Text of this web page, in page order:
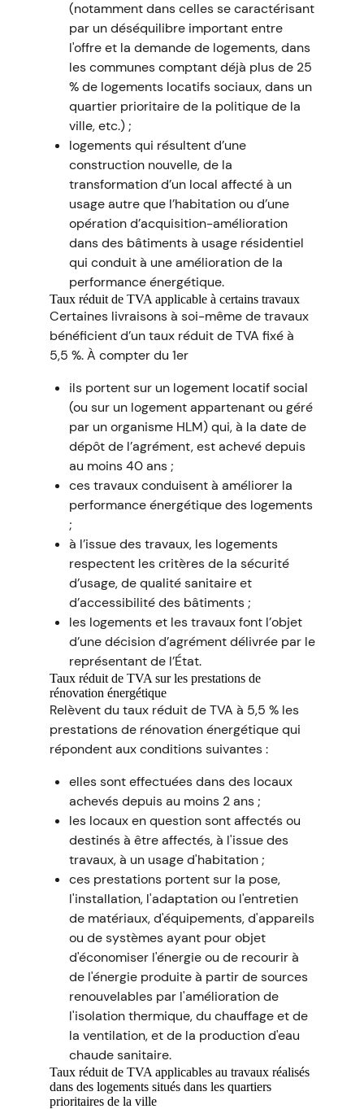
(notamment dans celles se caractérisant
par un déséquilibre important entre
l'offre et la demande de logements, dans
les communes comptant déjà plus de 25
% de logements locatifs sociaux, dans un
quartier prioritaire de la politique de la
ville, etc.) ;
logements qui résultent d’une
construction nouvelle, de la
transformation d’un local affecté à un
usage autre que l’habitation ou d’une
opération d’acquisition-amélioration
dans des bâtiments à usage résidentiel
qui conduit à une amélioration de la
performance énergétique.
Taux réduit de TVA applicable à certains travaux
Certaines livraisons à soi-même de travaux
bénéficient d’un taux réduit de TVA fixé à
5,5 %. À compter du 1er
ils portent sur un logement locatif social
(ou sur un logement appartenant ou géré
par un organisme HLM) qui, à la date de
dépôt de l’agrément, est achevé depuis
au moins 40 ans ;
ces travaux conduisent à améliorer la
performance énergétique des logements
;
à l’issue des travaux, les logements
respectent les critères de la sécurité
d’usage, de qualité sanitaire et
d’accessibilité des bâtiments ;
les logements et les travaux font l’objet
d’une décision d’agrément délivrée par le
représentant de l’État.
Taux réduit de TVA sur les prestations de
rénovation énergétique
Relèvent du taux réduit de TVA à 5,5 % les
prestations de rénovation énergétique qui
répondent aux conditions suivantes :
elles sont effectuées dans des locaux
achevés depuis au moins 2 ans ;
les locaux en question sont affectés ou
destinés à être affectés, à l'issue des
travaux, à un usage d'habitation ;
ces prestations portent sur la pose,
l'installation, l'adaptation ou l'entretien
de matériaux, d'équipements, d'appareils
ou de systèmes ayant pour objet
d'économiser l'énergie ou de recourir à
de l'énergie produite à partir de sources
renouvelables par l'amélioration de
l'isolation thermique, du chauffage et de
la ventilation, et de la production d'eau
chaude sanitaire.
Taux réduit de TVA applicables au travaux réalisés
dans des logements situés dans les quartiers
prioritaires de la ville